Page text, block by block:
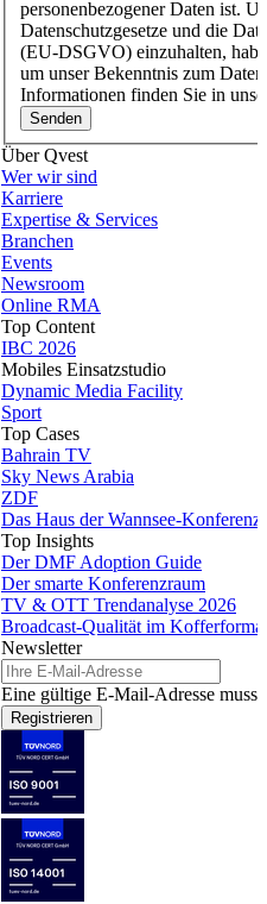
personenbezogener Daten ist.
Datenschutzgesetze und die
(EU-DSGVO) einzuhalten,
um unser Bekenntnis zum
Informationen finden Sie in
Über Qvest
Wer wir sind
Karriere
Expertise & Services
Branchen
Events
Newsroom
Online RMA
Top Content
IBC 2026
Mobiles Einsatzstudio
Dynamic Media Facility
Sport
Top Cases
Bahrain TV
Sky News Arabia
ZDF
Das Haus der Wannsee-Konferenz
Top Insights
Der DMF Adoption Guide
Der smarte Konferenzraum
TV & OTT Trendanalyse 2026
Broadcast-Qualität im Kofferformat
Newsletter
Eine gültige E-Mail-Adresse muss
Registrieren